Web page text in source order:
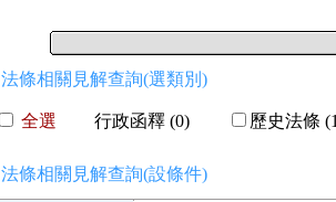
法條相關見解查詢(選類別)
全選 行政函釋 (0) 歷史法條
法條相關見解查詢(設條件)